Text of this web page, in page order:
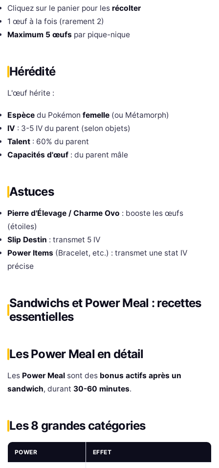
Cliquez sur le panier pour les récolter
1 œuf à la fois (rarement 2)
Maximum 5 œufs par pique-nique
Hérédité
L'œuf hérite :
Espèce du Pokémon femelle (ou Métamorph)
IV : 3-5 IV du parent (selon objets)
Talent : 60% du parent
Capacités d'œuf : du parent mâle
Astuces
Pierre d'Élevage / Charme Ovo : booste les œufs
(étoiles)
Slip Destin : transmet 5 IV
Power Items (Bracelet, etc.) : transmet une stat IV
précise
Sandwichs et Power Meal : recettes
essentielles
Les Power Meal en détail
Les Power Meal sont des bonus actifs après un
sandwich, durant 30-60 minutes.
Les 8 grandes catégories
POWER EFFET